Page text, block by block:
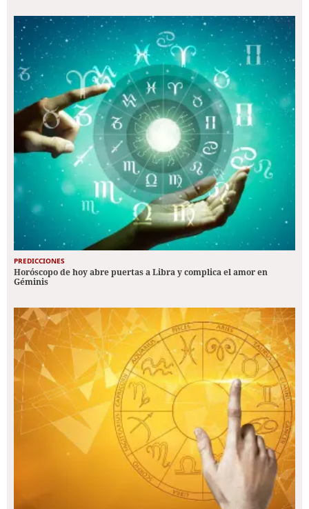
PREDICCIONES
Horóscopo de hoy abre puertas a Libra y complica el amor en
Géminis